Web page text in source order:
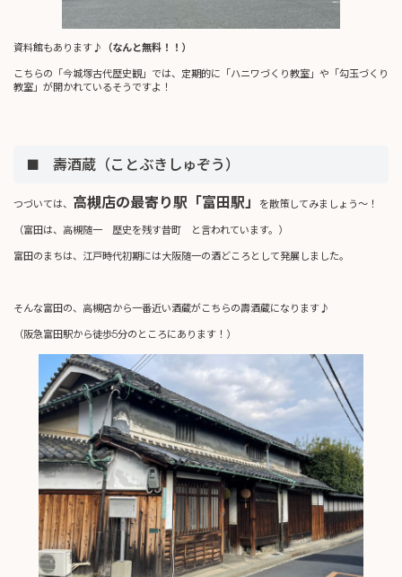
資料館もあります♪ （なんと無料！！）
こちらの「今城塚古代歴史観」では、定期的に「ハニワづくり教室」や「勾玉づくり
教室」が開かれているそうですよ！
■ 壽酒蔵（ことぶきしゅぞう）
つづいては、 高槻店の最寄り駅「富田駅」 を散策してみましょう～！
（富田は、高槻随一 歴史を残す昔町 と言われています。）
富田のまちは、江戸時代初期には大阪随一の酒どころとして発展しました。
そんな富田の、高槻店から一番近い酒蔵がこちらの壽酒蔵になります♪
（阪急富田駅から徒歩5分のところにあります！）